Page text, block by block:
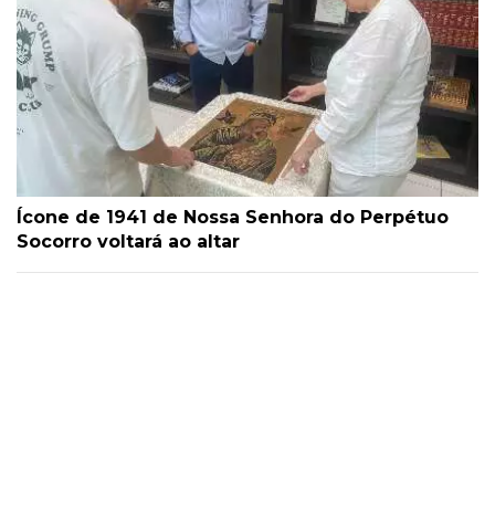
Ícone de 1941 de Nossa Senhora do Perpétuo
Socorro voltará ao altar